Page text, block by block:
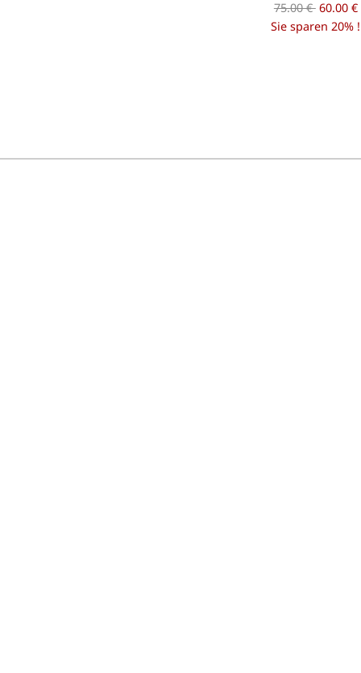
75.00 € 60.00 €
Sie sparen 20% !